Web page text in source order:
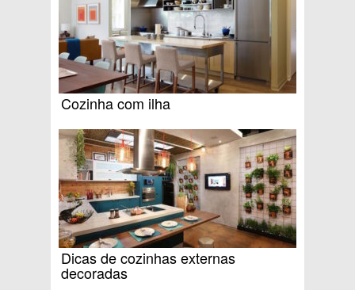
Cozinha com ilha
Dicas de cozinhas externas
decoradas